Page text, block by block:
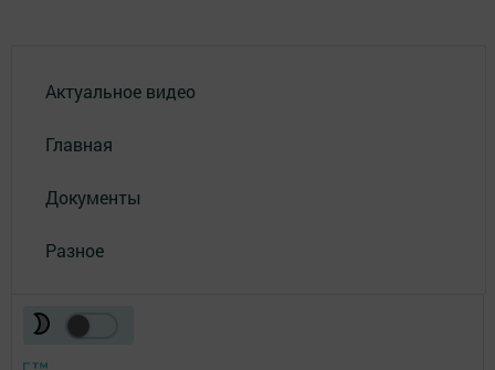
Актуальное видео
Главная
Документы
Разное